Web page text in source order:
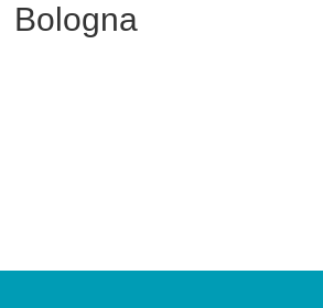
Bologna